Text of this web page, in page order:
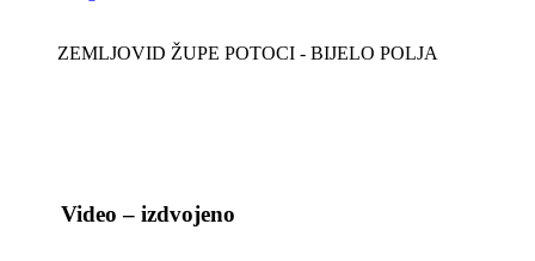
ZEMLJOVID ŽUPE POTOCI - BIJELO POLJA
Video – izdvojeno